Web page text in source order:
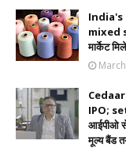
India's
mixed
मार्केट
IPO;
आईपीओ से
मूल्य बैंड